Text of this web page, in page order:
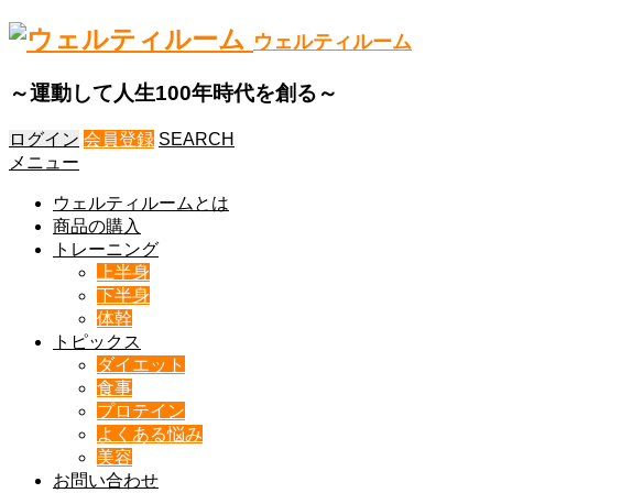
ウェルティルーム
～運動して人生100年時代を創る～
ログイン 会員登録 SEARCH
メニュー
ウェルティルームとは
商品の購入
トレーニング
上半身
下半身
体幹
トピックス
ダイエット
食事
プロテイン
よくある悩み
美容
お問い合わせ